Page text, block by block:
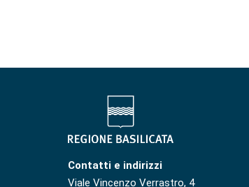
Contatti e indirizzi
Viale Vincenzo Verrastro, 4